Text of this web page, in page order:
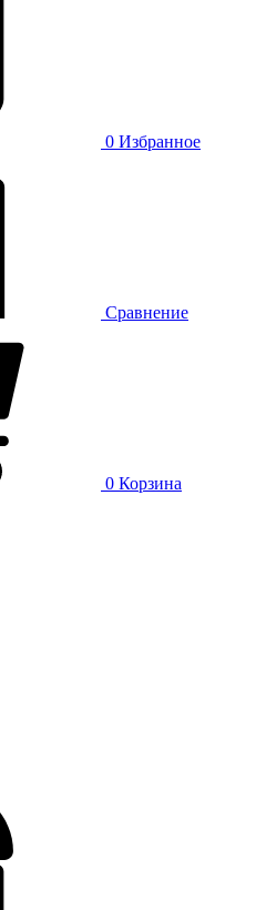
0 Избранное
Сравнение
0 Корзина